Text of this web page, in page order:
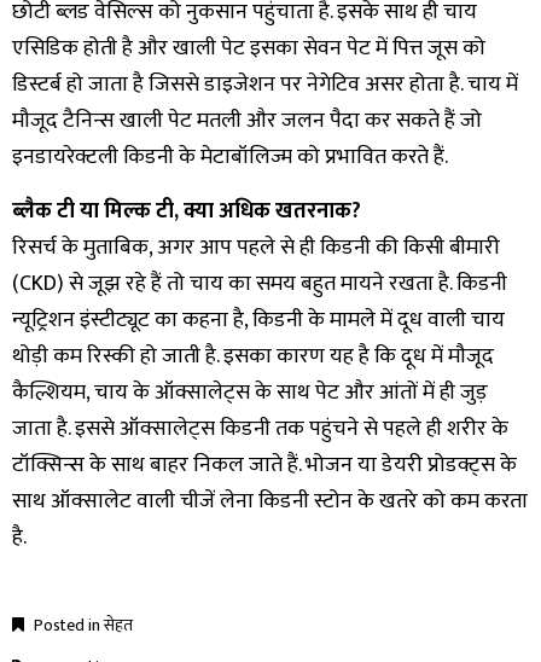
छोटी ब्लड वेसिल्स को नुकसान पहुंचाता है. इसके साथ ही चाय
एसिडिक होती है और खाली पेट इसका सेवन पेट में पित्त जूस को
डिस्टर्ब हो जाता है जिससे डाइजेशन पर नेगेटिव असर होता है. चाय में
मौजूद टैनिन्स खाली पेट मतली और जलन पैदा कर सकते हैं जो
इनडायरेक्टली किडनी के मेटाबॉलिज्म को प्रभावित करते हैं.
ब्लैक टी या मिल्क टी, क्या अधिक खतरनाक?
रिसर्च के मुताबिक, अगर आप पहले से ही किडनी की किसी बीमारी
(CKD) से जूझ रहे हैं तो चाय का समय बहुत मायने रखता है. किडनी
न्यूट्रिशन इंस्टीट्यूट का कहना है, किडनी के मामले में दूध वाली चाय
थोड़ी कम रिस्की हो जाती है. इसका कारण यह है कि दूध में मौजूद
कैल्शियम, चाय के ऑक्सालेट्स के साथ पेट और आंतों में ही जुड़
जाता है. इससे ऑक्सालेट्स किडनी तक पहुंचने से पहले ही शरीर के
टॉक्सिन्स के साथ बाहर निकल जाते हैं. भोजन या डेयरी प्रोडक्ट्स के
साथ ऑक्सालेट वाली चीजें लेना किडनी स्टोन के खतरे को कम करता
है.
Posted inसेहत